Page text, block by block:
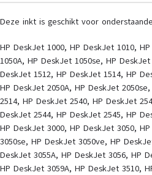
Deze inkt is geschikt voor
HP DeskJet 1000, HP DeskJet 1010,
1050A, HP DeskJet 1050se, HP
DeskJet 1512, HP DeskJet 1514, HP
HP DeskJet 2050A, HP DeskJet
2514, HP DeskJet 2540, HP DeskJet
DeskJet 2544, HP DeskJet 2545, HP
HP DeskJet 3000, HP DeskJet 3050,
3050se, HP DeskJet 3050ve, HP
DeskJet 3055A, HP DeskJet 3056, HP
HP DeskJet 3059A, HP DeskJet 3510,